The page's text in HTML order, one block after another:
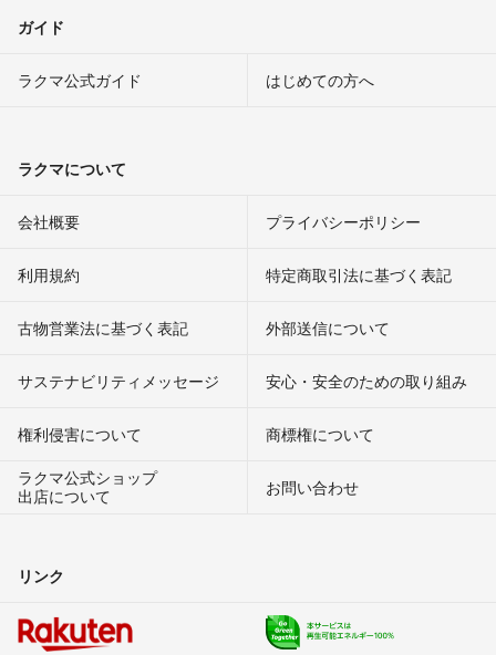
ガイド
ラクマ公式ガイド はじめての方へ
ラクマについて
会社概要 プライバシーポリシー
利用規約 特定商取引法に基づく表記
古物営業法に基づく表記 外部送信について
サステナビリティメッセージ 安心・安全のための取り組み
権利侵害について
商標権について
ラクマ公式ショップ
出店について
お問い合わせ
リンク